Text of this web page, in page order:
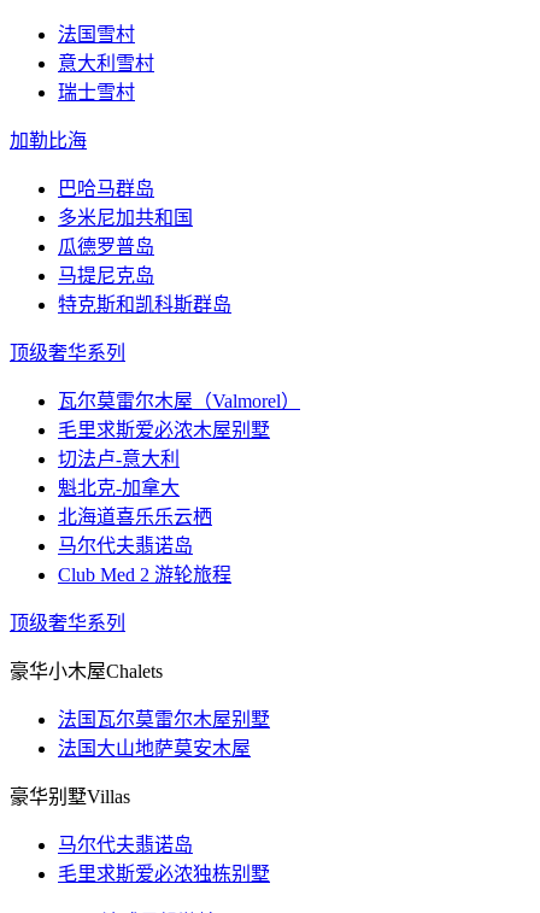
法国雪村
意大利雪村
瑞士雪村
加勒比海
巴哈马群岛
多米尼加共和国
瓜德罗普岛
马提尼克岛
特克斯和凯科斯群岛
顶级奢华系列
瓦尔莫雷尔木屋（Valmorel）
毛里求斯爱必浓木屋别墅
切法卢-意大利
魁北克-加拿大
北海道喜乐乐云栖
马尔代夫翡诺岛
Club Med 2 游轮旅程
顶级奢华系列
豪华小木屋Chalets
法国瓦尔莫雷尔木屋别墅
法国大山地萨莫安木屋
豪华别墅Villas
马尔代夫翡诺岛
毛里求斯爱必浓独栋别墅